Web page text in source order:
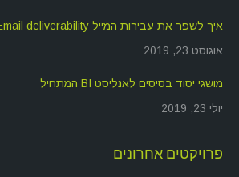
איך לשפר את עבירות המייל Email deliverability שאתם שולחים
אוגוסט 23, 2019
מושגי יסוד בסיסים לאנליסט BI המתחיל
יולי 23, 2019
פרויקטים אחרונים